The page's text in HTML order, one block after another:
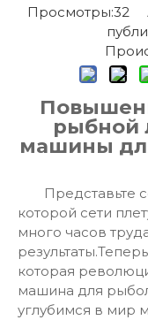
Просмотры:32
рыбной
машины
Представьте
которой сети
много часов
которая
машина для
углубимся в мир